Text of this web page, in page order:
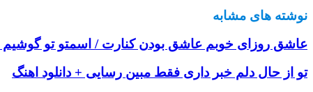
نوشته های مشابه
عاشق روزای خوبم عاشق بودن کنارت / اسمتو تو
تو از حال دلم خبر داری فقط مبین رسایی + دانلود اهنگ